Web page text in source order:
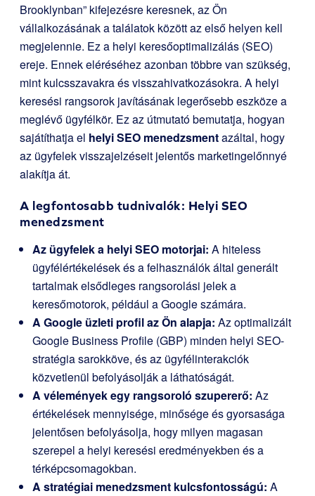
Brooklynban” kifejezésre keresnek, az Ön
vállalkozásának a találatok között az első helyen kell
megjelennie. Ez a helyi keresőoptimalizálás (SEO)
ereje. Ennek eléréséhez azonban többre van szükség,
mint kulcsszavakra és visszahivatkozásokra. A helyi
keresési rangsorok javításának legerősebb eszköze a
meglévő ügyfélkör. Ez az útmutató bemutatja, hogyan
sajátíthatja el helyi SEO menedzsmentazáltal, hogy
az ügyfelek visszajelzéseit jelentős marketingelőnnyé
alakítja át.
A legfontosabb tudnivalók: Helyi SEO
menedzsment
Az ügyfelek a helyi SEO motorjai: A hiteless
ügyfélértékelések és a felhasználók által generált
tartalmak elsődleges rangsorolási jelek a
keresőmotorok, például a Google számára.
A Google üzleti profil az Ön alapja: Az optimalizált
Google Business Profile (GBP) minden helyi SEO-
stratégia sarokköve, és az ügyfélinterakciók
közvetlenül befolyásolják a láthatóságát.
A vélemények egy rangsoroló szupererő: Az
értékelések mennyisége, minősége és gyorsasága
jelentősen befolyásolja, hogy milyen magasan
szerepel a helyi keresési eredményekben és a
térképcsomagokban.
A stratégiai menedzsment kulcsfontosságú: A